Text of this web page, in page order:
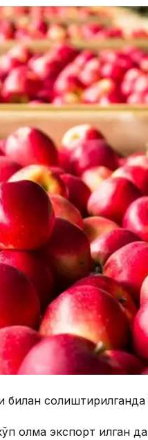
солиштирилганда
олма экспорт қилган